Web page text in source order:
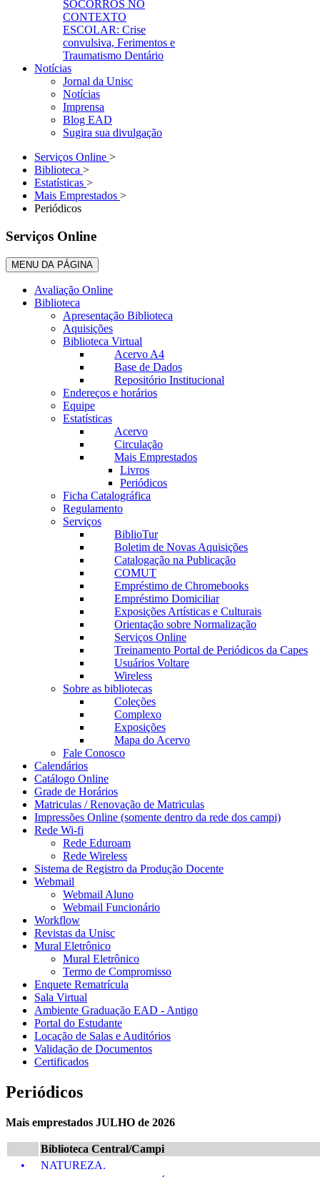
SOCORROS NO
CONTEXTO
ESCOLAR: Crise
convulsiva, Ferimentos e
Traumatismo Dentário
Notícias
Jornal da Unisc
Notícias
Imprensa
Blog EAD
Sugira sua divulgação
Serviços Online >
Biblioteca >
Estatísticas >
Mais Emprestados >
Periódicos
Serviços Online
MENU DA PÁGINA
Avaliação Online
Biblioteca
Apresentação Biblioteca
Aquisições
Biblioteca Virtual
Acervo A4
Base de Dados
Repositório Institucional
Endereços e horários
Equipe
Estatísticas
Acervo
Circulação
Mais Emprestados
Livros
Periódicos
Ficha Catalográfica
Regulamento
Serviços
BiblioTur
Boletim de Novas Aquisições
Catalogação na Publicação
COMUT
Empréstimo de Chromebooks
Empréstimo Domiciliar
Exposições Artísticas e Culturais
Orientação sobre Normalização
Serviços Online
Treinamento Portal de Periódicos da Capes
Usuários Voltare
Wireless
Sobre as bibliotecas
Coleções
Complexo
Exposições
Mapa do Acervo
Fale Conosco
Calendários
Catálogo Online
Grade de Horários
Matriculas / Renovação de Matriculas
Impressões Online (somente dentro da rede dos campi)
Rede Wi-fi
Rede Eduroam
Rede Wireless
Sistema de Registro da Produção Docente
Webmail
Webmail Aluno
Webmail Funcionário
Workflow
Revistas da Unisc
Mural Eletrônico
Mural Eletrônico
Termo de Compromisso
Enquete Rematrícula
Sala Virtual
Ambiente Graduação EAD - Antigo
Portal do Estudante
Locação de Salas e Auditórios
Validação de Documentos
Certificados
Periódicos
Mais emprestados JULHO de 2026
Biblioteca Central/Campi
•
NATUREZA.